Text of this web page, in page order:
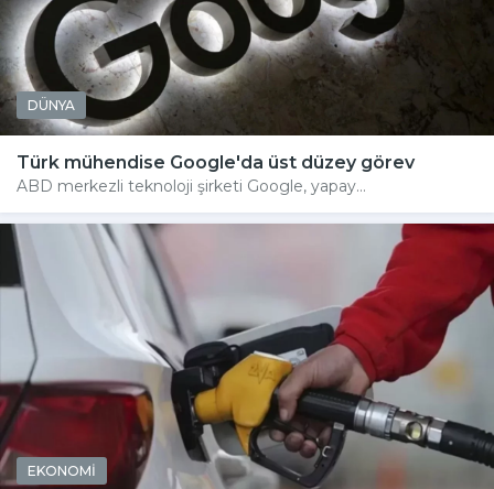
DÜNYA
Türk mühendise Google'da üst düzey görev
ABD merkezli teknoloji şirketi Google, yapay...
EKONOMİ